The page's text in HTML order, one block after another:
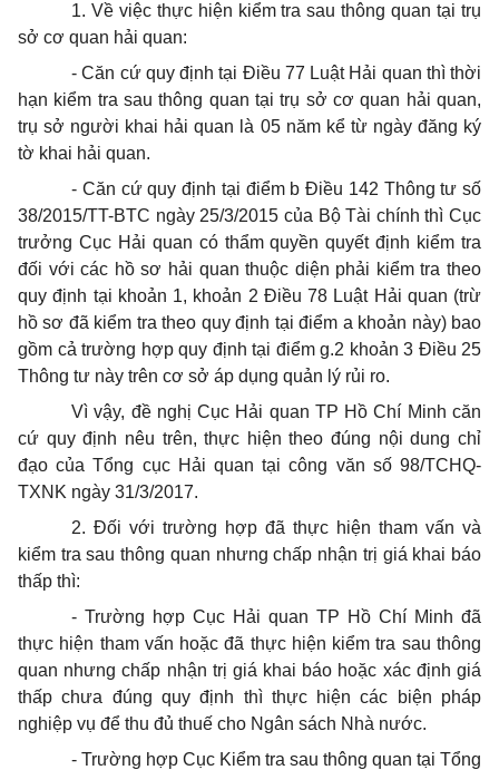
1. Về việc thực hiện kiểm tra sau thông quan tại trụ
sở cơ quan hải quan:
- Căn cứ quy định tại Điều 77 Luật Hải quan thì thời
hạn kiểm tra sau thông quan tại trụ sở cơ quan hải quan,
trụ sở người khai hải quan là 05 năm kể từ ngày đăng ký
tờ khai hải quan.
- Căn cứ quy định tại điểm b Điều 142 Thông tư số
38/2015/TT-BTC ngày 25/3/2015 của Bộ Tài chính thì Cục
trưởng Cục Hải quan có thẩm quyền quyết định kiểm tra
đối với các hồ sơ hải quan thuộc diện phải kiểm tra theo
quy định tại khoản 1, khoản 2 Điều 78 Luật Hải quan (trừ
hồ sơ đã kiểm tra theo quy định tại điểm a khoản này) bao
gồm cả trường hợp quy định tại điểm g.2 khoản 3 Điều 25
Thông tư này trên cơ sở áp dụng quản lý rủi ro.
Vì vậy, đề nghị Cục Hải quan TP Hồ Chí Minh căn
cứ quy định nêu trên, thực hiện theo đúng nội dung chỉ
đạo của Tổng cục Hải quan tại công văn số 98/TCHQ-
TXNK ngày 31/3/2017.
2. Đối với trường hợp đã thực hiện tham vấn và
kiểm tra sau thông quan nhưng chấp nhận trị giá khai báo
thấp thì:
- Trường hợp Cục Hải quan TP Hồ Chí Minh đã
thực hiện tham vấn hoặc đã thực hiện kiểm tra sau thông
quan nhưng chấp nhận trị giá khai báo hoặc xác định giá
thấp chưa đúng quy định thì thực hiện các biện pháp
nghiệp vụ để thu đủ thuế cho Ngân sách Nhà nước.
- Trường hợp Cục Kiểm tra sau thông quan tại Tổng